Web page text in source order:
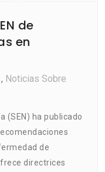
de
en
, Noticias Sobre
(SEN) ha publicado
de
directrices